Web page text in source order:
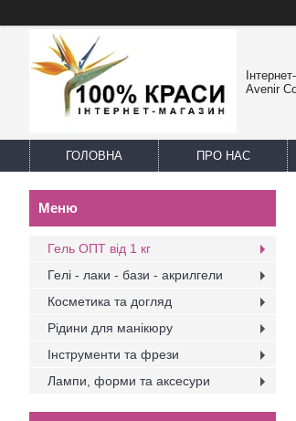
Avenir
ГОЛОВНА ПРО НАС
Гель ОПТ від 1 кг
Гелі - лаки - бази - акрилгели
Косметика та догляд
Рідини для манікюру
Інструменти та фрези
Лампи, форми та аксесури